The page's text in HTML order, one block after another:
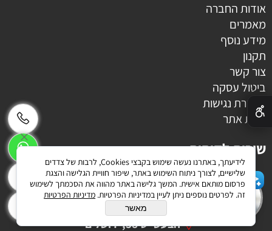
אודות החברה
מאמרים
מידע נוסף
תקנון
צור קשר
ביטול עסקה
הצהרת נגישות
מפת אתר
שירות לקוחות
073-7281111
order@generaltech.co.il
הבעש"ט 38, ירושלים
✕
לידיעתך, באתרנו נעשה שימוש בקבצי Cookies, לרבות של צדדים
שלישיים, לצורך ניתוח השימוש באתר, שיפור חוויית הגלישה והצגת
פרסום מותאם אישית. המשך גלישה באתר מהווה את הסכמתך לשימוש
זה. לפרטים נוספים ניתן לעיין במדיניות הפרטיות. מדיניות הפרטיות
מאשר
שלום 👋 אני הצ'אטבוט של האתר!
צריך עזרה? התחל שיחה.